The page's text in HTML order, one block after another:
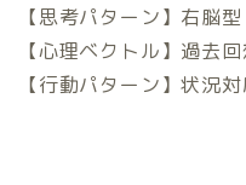
【思考パターン】右脳型
【心理ベクトル】過去
【行動パターン】状況